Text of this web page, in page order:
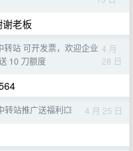
老板
转站 可开发票，欢迎企业
10 刀额度
4 月
28 日
转站推广送福利💥 4 月 25 日